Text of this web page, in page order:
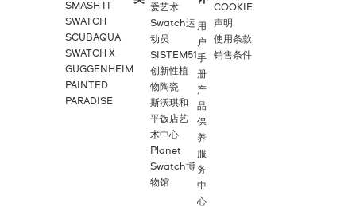
SMASH IT
SWATCH
SCUBAQUA
SWATCH X
GUGGENHEIM
PAINTED
PARADISE
爱艺术
Swatch运
动员
SISTEM51
创新性植
物陶瓷
斯沃琪和
平饭店艺
术中心
Planet
Swatch博
物馆
用
户
手
册
产
品
保
养
服
务
中
心
COOKIE
声明
使用条款
销售条件